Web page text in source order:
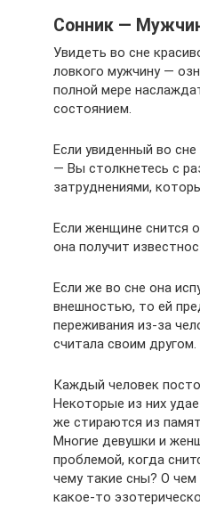
Сонник —
Увидеть во сне
ловкого мужчину —
полной мере
состоянием.
Если увиденный во
— Вы столкнетесь с
затруднениями,
Если женщине снится
она получит
Если же во сне она
внешностью, то ей
переживания из-за
считала своим другом.
Каждый человек
Некоторые из них
же стираются из
Многие девушки и
проблемой, когда
чему такие сны? О чем
какое-то